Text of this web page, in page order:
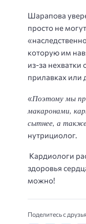
Шарапова
просто не
которую им
из-за
прилавках или
«Поэтому мы
макаронами,
сытнее, а
нутрициолог.
Кардиологи
здоровья
можно!
Поделитесь с